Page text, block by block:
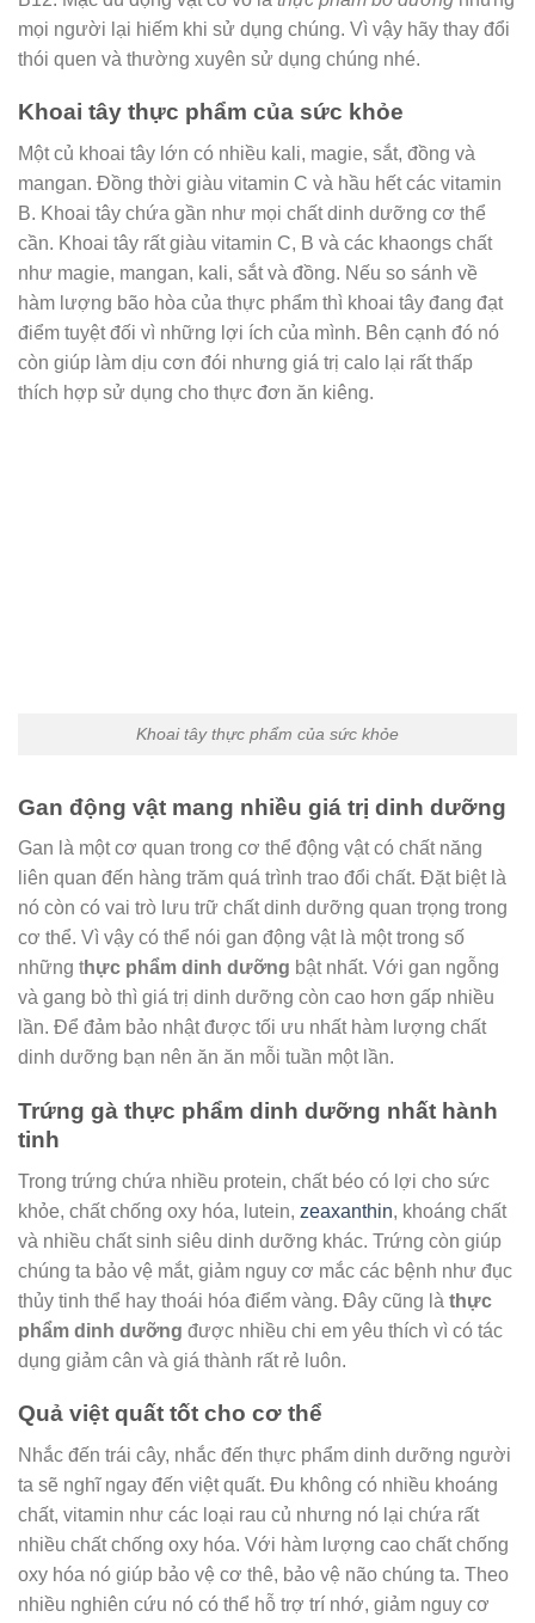
mọi người lại hiếm khi sử dụng chúng. Vì vậy hãy thay đổi
thói quen và thường xuyên sử dụng chúng nhé.
Khoai tây thực phẩm của sức khỏe
Một củ khoai tây lớn có nhiều kali, magie, sắt, đồng và
mangan. Đồng thời giàu vitamin C và hầu hết các vitamin
B. Khoai tây chứa gần như mọi chất dinh dưỡng cơ thể
cần. Khoai tây rất giàu vitamin C, B và các khaongs chất
như magie, mangan, kali, sắt và đồng. Nếu so sánh về
hàm lượng bão hòa của thực phẩm thì khoai tây đang đạt
điểm tuyệt đối vì những lợi ích của mình. Bên cạnh đó nó
còn giúp làm dịu cơn đói nhưng giá trị calo lại rất thấp
thích hợp sử dụng cho thực đơn ăn kiêng.
Khoai tây thực phẩm của sức khỏe
Gan động vật mang nhiều giá trị dinh dưỡng
Gan là một cơ quan trong cơ thể động vật có chất năng
liên quan đến hàng trăm quá trình trao đổi chất. Đặt biệt là
nó còn có vai trò lưu trữ chất dinh dưỡng quan trọng trong
cơ thể. Vì vậy có thể nói gan động vật là một trong số
những thực phẩm dinh dưỡng bật nhất. Với gan ngỗng
và gang bò thì giá trị dinh dưỡng còn cao hơn gấp nhiều
lần. Để đảm bảo nhật được tối ưu nhất hàm lượng chất
dinh dưỡng bạn nên ăn ăn mỗi tuần một lần.
Trứng gà thực phẩm dinh dưỡng nhất hành
tinh
Trong trứng chứa nhiều protein, chất béo có lợi cho sức
khỏe, chất chống oxy hóa, lutein, zeaxanthin, khoáng chất
và nhiều chất sinh siêu dinh dưỡng khác. Trứng còn giúp
chúng ta bảo vệ mắt, giảm nguy cơ mắc các bệnh như đục
thủy tinh thể hay thoái hóa điểm vàng. Đây cũng là thực
phẩm dinh dưỡng được nhiều chi em yêu thích vì có tác
dụng giảm cân và giá thành rất rẻ luôn.
Quả việt quất tốt cho cơ thể
Nhắc đến trái cây, nhắc đến thực phẩm dinh dưỡng người
ta sẽ nghĩ ngay đến việt quất. Đu không có nhiều khoáng
chất, vitamin như các loại rau củ nhưng nó lại chứa rất
nhiều chất chống oxy hóa. Với hàm lượng cao chất chống
oxy hóa nó giúp bảo vệ cơ thê, bảo vệ não chúng ta. Theo
nhiều nghiên cứu nó có thể hỗ trợ trí nhớ, giảm nguy cơ